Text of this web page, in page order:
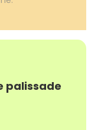
palissade